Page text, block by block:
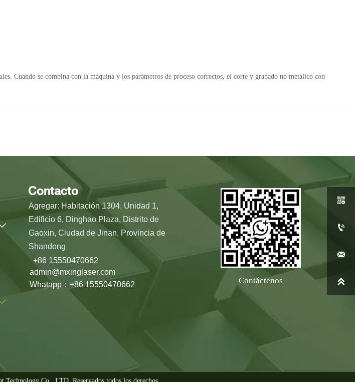
Cuando se combina con la máquina y los parámetros de proceso correctos, el corte y grabado no metálico con
Contacto
Agregar: Habitación 1304, Unidad 1,
Edificio 6, Dinghao Plaza, Distrito de
Gaoxin, Ciudad de Jinan, Provincia de
Shandong
+86 15550470662
admin@mxinglaser.com
Whatapp：+86 15550470662
Contáctenos
Co., LTD. Reservados todos los derechos



